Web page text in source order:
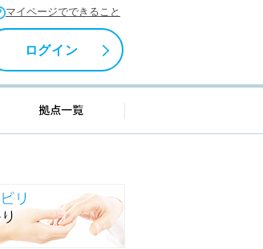
マイページでできること
ログイン
ャリアアドバイザー紹介 拠点一覧